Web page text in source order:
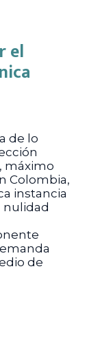
el
de lo
máximo
Colombia,
instancia
nulidad
de